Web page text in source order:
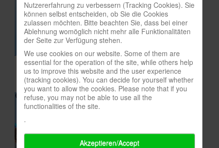
In eigener Sache-On our own behalf
Archivierte Meldungen-News archive
Nutzererfahrung zu verbessern (Tracking Cookies). Sie
können selbst entscheiden, ob Sie die Cookies
zulassen möchten. Bitte beachten Sie, dass bei einer
Ablehnung womöglich nicht mehr alle Funktionalitäten
der Seite zur Verfügung stehen.
We use cookies on our website. Some of them are
essential for the operation of the site, while others help
us to improve this website and the user experience
(tracking cookies). You can decide for yourself whether
you want to allow the cookies. Please note that if you
refuse, you may not be able to use all the
functionalities of the site.
.
Akzeptieren/Accept